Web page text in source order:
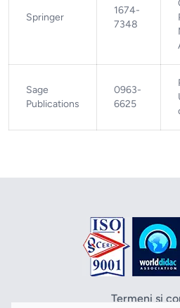
Springer
1674-
7348
Sage
Publications
0963-
6625
Termeni si